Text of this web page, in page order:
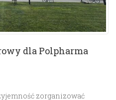
dla Polpharma
zorganizować